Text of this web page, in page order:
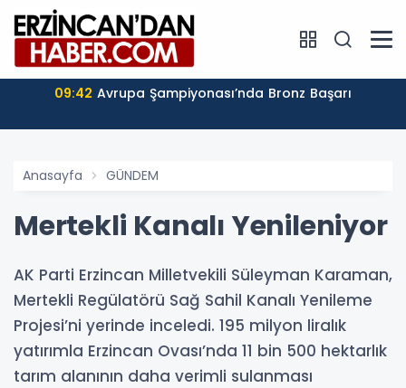
09:42 Avrupa Şampiyonası’nda Bronz Başarı
Anasayfa GÜNDEM
Mertekli Kanalı Yenileniyor
AK Parti Erzincan Milletvekili Süleyman Karaman,
Mertekli Regülatörü Sağ Sahil Kanalı Yenileme
Projesi’ni yerinde inceledi. 195 milyon liralık
yatırımla Erzincan Ovası’nda 11 bin 500 hektarlık
tarım alanının daha verimli sulanması